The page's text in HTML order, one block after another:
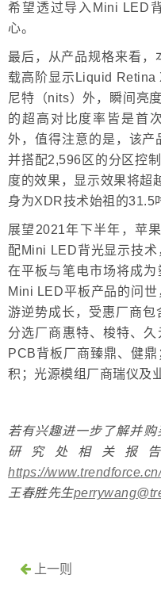
希望透过导入Mini LED
心。
最后，从产品规格来看
载高阶显示Liquid Retina
尼特（nits）外，瞬间亮
的超高对比度率皆是首
外，值得注意的是，该产
并搭配2,596区的分区控
度的效果，显示效果将超
身为XDR技术始祖的31.5
展望2021年下半年，苹
配Mini LED背光显示技
在平板与笔电市场将成
Mini LED平板产品的问
游逆势成长，受惠厂商
分选厂商惠特、梭特、久
PCB背板厂商臻鼎、健
积；光源模组厂商瑞仪及
若有兴趣进一步了解并购
研究处相关报
https://
王春胜先生
上一则